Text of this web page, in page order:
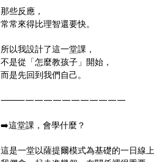
那些反應，
常常來得比理智還要快。
所以我設計了這一堂課，
不是從「怎麼教孩子」開始，
而是先回到我們自己。
⸻———————————
➡️這堂課，會學什麼？
這是一堂以薩提爾模式為基礎的一日線上